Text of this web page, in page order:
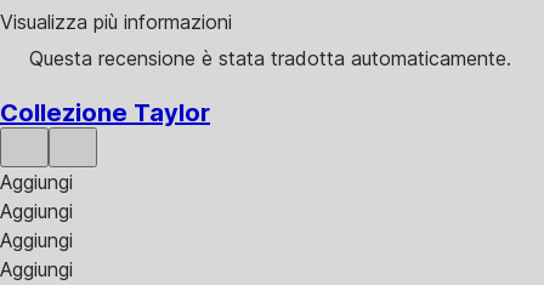
Visualizza più informazioni
Questa recensione è stata tradotta automaticamente.
Collezione Taylor
Aggiungi
Aggiungi
Aggiungi
Aggiungi